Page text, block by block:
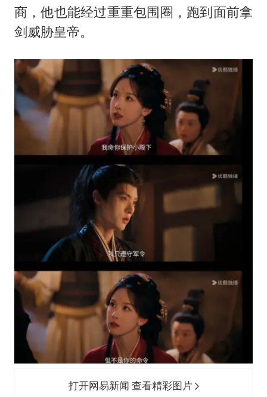
商，他也能经过重重包围圈，跑到面前拿
剑威胁皇帝。
打开网易新闻 查看精彩图片